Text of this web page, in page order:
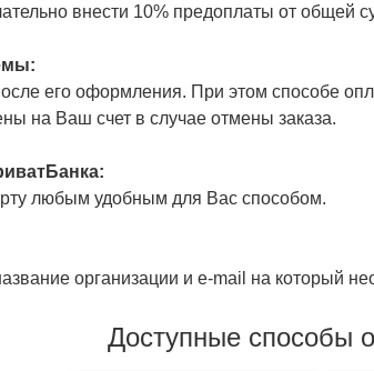
внести 10% предоплаты от общей
его оформления. При этом способе
на Ваш счет в случае отмены заказа.
любым удобным для Вас способом.
организации и e-mail на который
Доступные способы